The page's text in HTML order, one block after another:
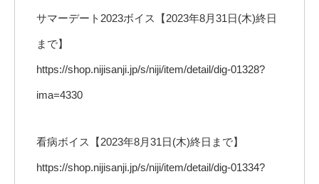
サマーデート2023ボイス【2023年8月31日(木)終日
まで】
https://shop.nijisanji.jp/s/niji/item/detail/dig-01328?
ima=4330
看病ボイス【2023年8月31日(木)終日まで】
https://shop.nijisanji.jp/s/niji/item/detail/dig-01334?